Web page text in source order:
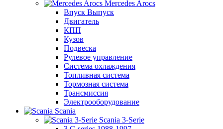
Mercedes Arocs
Впуск Выпуск
Двигатель
КПП
Кузов
Подвеска
Рулевое управление
Система охлаждения
Топливная система
Тормозная система
Трансмиссия
Электрооборудование
Scania
Scania 3-Serie